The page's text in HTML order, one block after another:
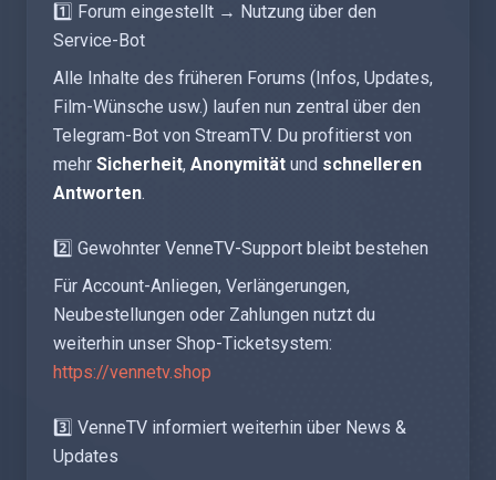
1️⃣ Forum eingestellt → Nutzung über den
Service-Bot
Alle Inhalte des früheren Forums (Infos, Updates,
Film-Wünsche usw.) laufen nun zentral über den
Telegram-Bot von StreamTV. Du profitierst von
mehr Sicherheit, Anonymität und schnelleren
Antworten.
2️⃣ Gewohnter VenneTV-Support bleibt bestehen
Für Account-Anliegen, Verlängerungen,
Neubestellungen oder Zahlungen nutzt du
weiterhin unser Shop-Ticketsystem:
https://vennetv.shop
3️⃣ VenneTV informiert weiterhin über News &
Updates